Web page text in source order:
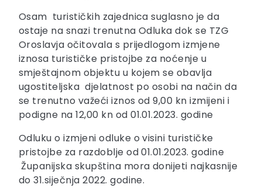
Osam turističkih zajednica suglasno je da
ostaje na snazi trenutna Odluka dok se TZG
Oroslavja očitovala s prijedlogom izmjene
iznosa turističke pristojbe za noćenje u
smještajnom objektu u kojem se obavlja
ugostiteljska djelatnost po osobi na način da
se trenutno važeći iznos od 9,00 kn izmijeni i
podigne na 12,00 kn od 01.01.2023. godine
Odluku o izmjeni odluke o visini turističke
pristojbe za razdoblje od 01.01.2023. godine
Županijska skupština mora donijeti najkasnije
do 31.siječnja 2022. godine.